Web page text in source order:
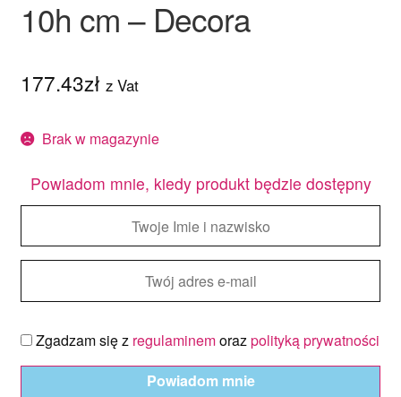
10h cm – Decora
177.43zł z Vat
Brak w magazynie
Powiadom mnie, kiedy produkt będzie dostępny
Zgadzam się z regulaminemorazpolityką prywatności
Powiadom mnie